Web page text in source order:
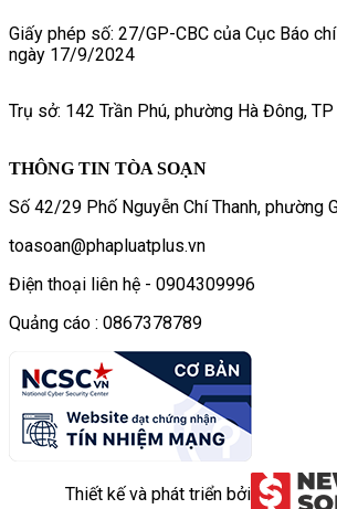
Giấy phép số: 27/GP-CBC của Cục Báo
ngày 17/9/2024
Trụ sở: 142 Trần Phú, phường Hà Đông,
THÔNG TIN TÒA SOẠN
Số 42/29 Phố Nguyễn Chí Thanh, phường
toasoan@phapluatplus.vn
Điện thoại liên hệ - 0904309996
Quảng cáo : 0867378789
Thiết kế và phát triển bởi